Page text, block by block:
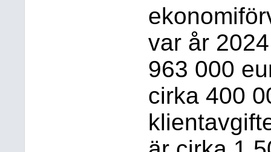
var år
963 000
cirka 400